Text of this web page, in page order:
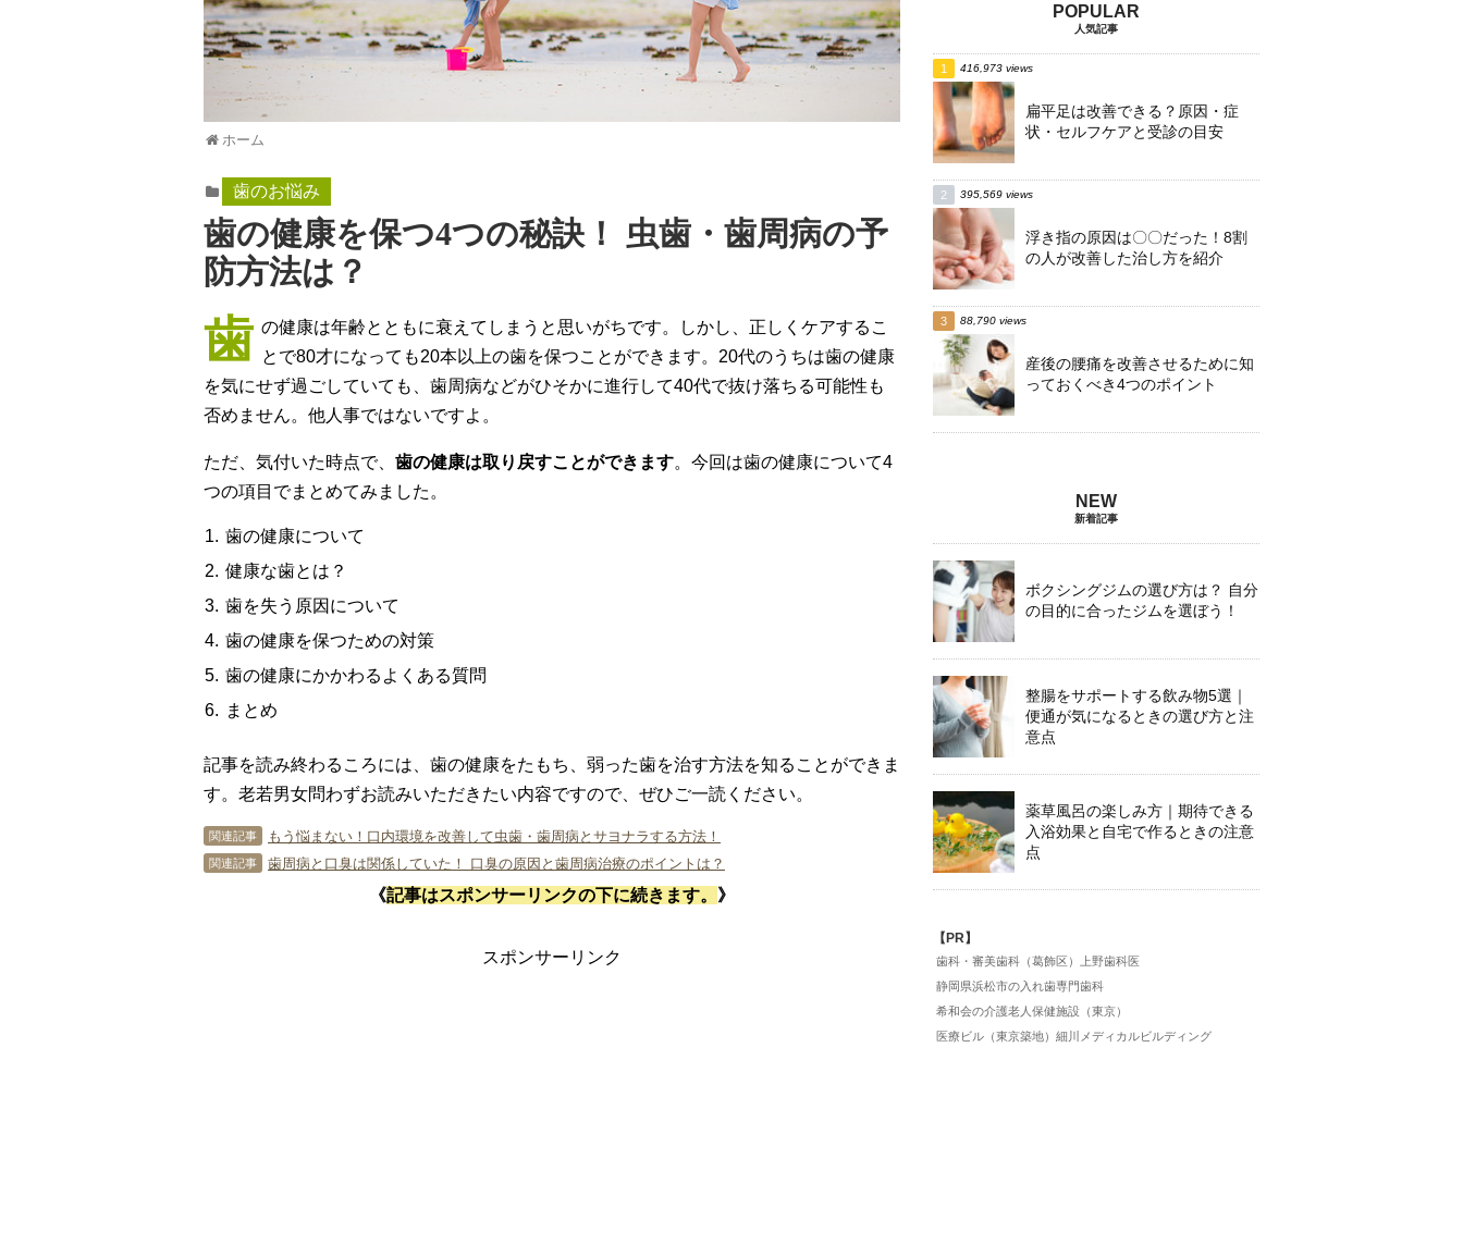
ホーム
歯のお悩み
歯の健康を保つ4つの秘訣！ 虫歯・歯周病の予
防方法は？
歯 の健康は年齢とともに衰えてしまうと思いがちです。しかし、正しくケアするこ
とで80才になっても20本以上の歯を保つことができます。20代のうちは歯の健康
を気にせず過ごしていても、歯周病などがひそかに進行して40代で抜け落ちる可能性も
否めません。他人事ではないですよ。
ただ、気付いた時点で、 歯の健康は取り戻すことができます。今回は歯の健康について4
つの項目でまとめてみました。
歯の健康について
健康な歯とは？
歯を失う原因について
歯の健康を保つための対策
歯の健康にかかわるよくある質問
まとめ
記事を読み終わるころには、歯の健康をたもち、弱った歯を治す方法を知ることができま
す。老若男女問わずお読みいただきたい内容ですので、ぜひご一読ください。
関連記事 もう悩まない！口内環境を改善して虫歯・歯周病とサヨナラする方法！
関連記事 歯周病と口臭は関係していた！ 口臭の原因と歯周病治療のポイントは？
《記事はスポンサーリンクの下に続きます。 》
スポンサーリンク
人気記事
扁平足は改善できる？原因・症
状・セルフケアと受診の目安
416,973 views
浮き指の原因は〇〇だった！8割
の人が改善した治し方を紹介
395,569 views
産後の腰痛を改善させるために知
っておくべき4つのポイント
88,790 views
新着記事
ボクシングジムの選び方は？ 自分
の目的に合ったジムを選ぼう！
整腸をサポートする飲み物5選｜
便通が気になるときの選び方と注
意点
薬草風呂の楽しみ方｜期待できる
入浴効果と自宅で作るときの注意
点
【PR】
歯科・審美歯科（葛飾区）上野歯科医
静岡県浜松市の入れ歯専門歯科
希和会の介護老人保健施設（東京）
医療ビル（東京築地）細川メディカルビルディング